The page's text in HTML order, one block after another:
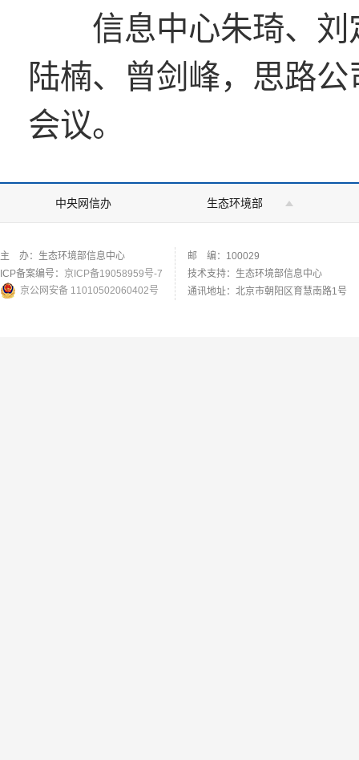
信息中心朱琦、刘
陆楠、曾剑峰，思路
会议。
中央网信办 生态环境部
主 办：生态环境部信息中心
ICP备案编号： 京ICP备19058959号-7
京公网安备 11010502060402号
邮 编：100029
技术支持：生态环境部信息中心
通讯地址：北京市朝阳区育慧南路1号